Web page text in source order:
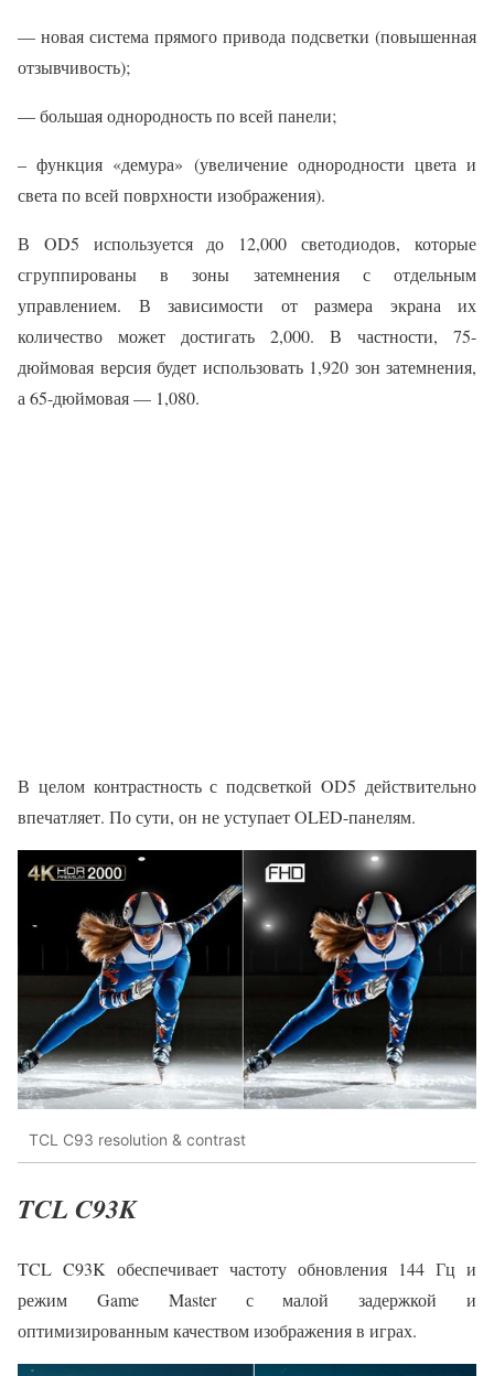
— новая система прямого привода подсветки (повышенная
отзывчивость);
— большая однородность по всей панели;
– функция «демура» (увеличение однородности цвета и
света по всей поврхности изображения).
В OD5 используется до 12,000 светодиодов, которые
сгруппированы в зоны затемнения с отдельным
управлением. В зависимости от размера экрана их
количество может достигать 2,000. В частности, 75-
дюймовая версия будет использовать 1,920 зон затемнения,
а 65-дюймовая — 1,080.
В целом контрастность с подсветкой OD5 действительно
впечатляет. По сути, он не уступает OLED-панелям.
TCL C93 resolution & contrast
TCL C93K
TCL C93K обеспечивает частоту обновления 144 Гц и
режим Game Master с малой задержкой и
оптимизированным качеством изображения в играх.